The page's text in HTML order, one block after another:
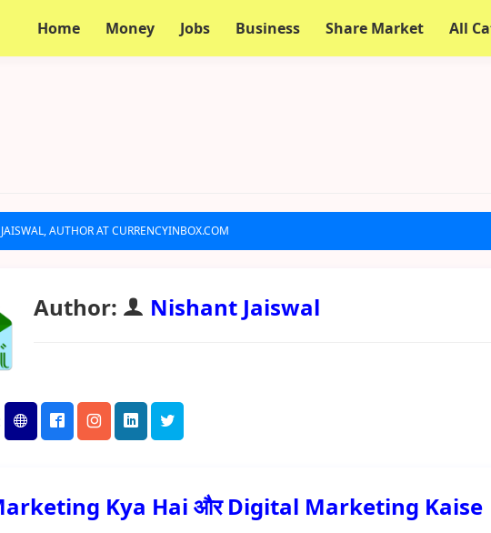
Home Money Jobs Business Share Market All
AUTHOR AT CURRENCYINBOX.COM
Author: Nishant Jaiswal
Kya Hai और Digital Marketing Kaise